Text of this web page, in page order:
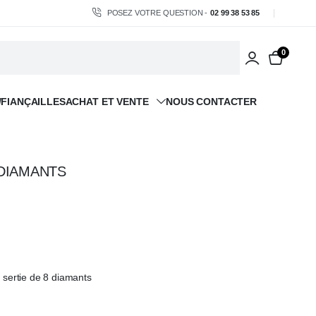
POSEZ VOTRE QUESTION - 02 99 38 53 85
0
ACHAT ET VENTE NOUS CONTACTER
de 8 diamants